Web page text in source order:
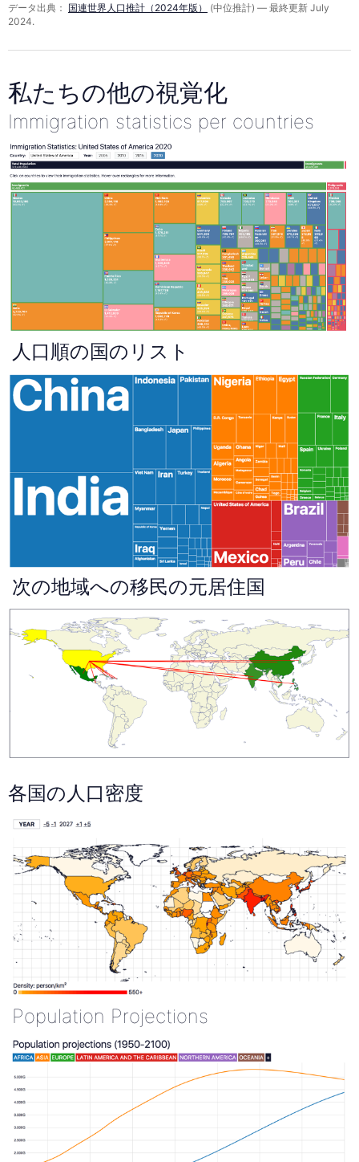
データ出典： 国連世界人口推計（2024年版）
(中位推計) — 最終更新 July
2024.
私たちの他の視覚化
Immigration statistics per countries
人口順の国のリスト
次の地域への移民の元居住国
各国の人口密度
Population Projections